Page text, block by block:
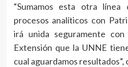
“Sumamos esta otra línea
procesos analíticos con
irá unida seguramente
Extensión que la UNNE
cual aguardamos